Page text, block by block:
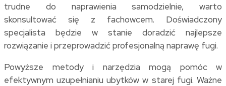
trudne do naprawienia samodzielnie, warto
skonsultować się z fachowcem. Doświadczony
specjalista będzie w stanie doradzić najlepsze
rozwiązanie i przeprowadzić profesjonalną naprawę fugi.
Powyższe metody i narzędzia mogą pomóc w
efektywnym uzupełnianiu ubytków w starej fugi. Ważne